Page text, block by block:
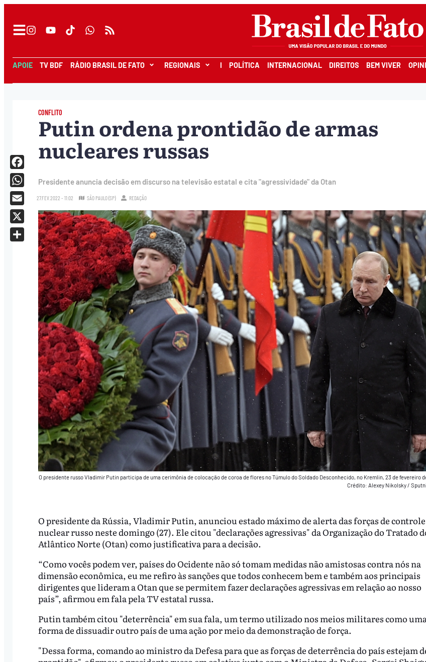
APOIE TV BDF RÁDIO BRASIL DE FATO REGIONAIS I POLÍTICA INTERNACIONAL DIREITOS BEM VIVER
CONFLITO
Putin ordena prontidão de armas
nucleares russas
Presidente anuncia decisão em discurso na televisão estatal e cita "agressividade" da Otan
27.FEV.2022 - 11:02 SÃO PAULO (SP) REDAÇÃO
O presidente russo Vladimir Putin participa de uma cerimônia de colocação de coroa de flores no Túmulo do Soldado Desconhecido, no Kremlin, 23 de fevereiro
Crédito: Alexey Nikolsky /
O presidente da Rússia, Vladimir Putin, anunciou estado máximo de alerta das forças de controle
nuclear russo neste domingo (27). Ele citou "declarações agressivas" da Organização do Tratado
Atlântico Norte (Otan) como justificativa para a decisão.
“Como vocês podem ver, países do Ocidente não só tomam medidas não amistosas contra nós na
dimensão econômica, eu me refiro às sanções que todos conhecem bem e também aos principais
dirigentes que lideram a Otan que se permitem fazer declarações agressivas em relação ao nosso
país”, afirmou em fala pela TV estatal russa.
Putin também citou "deterrência" em sua fala, um termo utilizado nos meios militares como uma
forma de dissuadir outro país de uma ação por meio da demonstração de força.
"Dessa forma, comando ao ministro da Defesa para que as forças de deterrência do país estejam
Facebook
WhatsApp
Email
X